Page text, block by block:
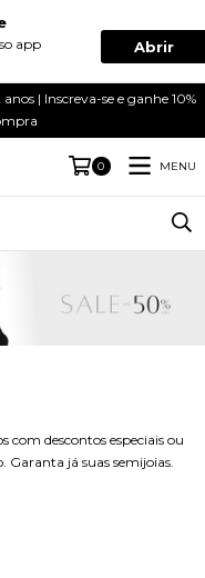
app Abrir
| Inscreva-se e ganhe 10%
0 MENU
com descontos especiais ou
já suas semijoias.